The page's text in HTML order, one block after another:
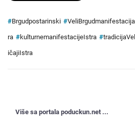
#Brgudpostarinski #VeliBrgudmanifestacija
ra #kulturnemanifestacijeIstra #
ičajiIstra
Više sa portala poduckun.net ...